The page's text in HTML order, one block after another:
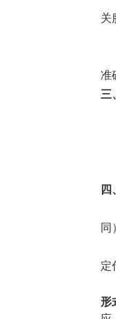
关
准
三
四
同
定
形